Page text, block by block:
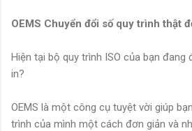
OEMS Chuyển đổi số quy trình thật
Hiện tại bộ quy trình ISO của bạn đang
in?
OEMS là một công cụ tuyệt vời giúp
trình của mình một cách đơn giản và